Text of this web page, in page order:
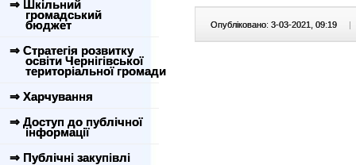
⇒ Шкільний
громадський
бюджет
⇒ Стратегія розвитку
освіти Чернігівської
територіальної громади
⇒ Харчування
⇒ Доступ до публічної
інформації
⇒ Публічні закупівлі
Опубліковано: 3-03-2021, 09:19 |